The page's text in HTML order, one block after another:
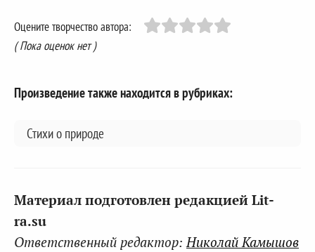
Оцените творчество автора:
( Пока оценок нет )
Произведение также находится в рубриках:
Стихи о природе
Материал подготовлен редакцией Lit-
ra.su
Ответственный редактор:Николай Камышов